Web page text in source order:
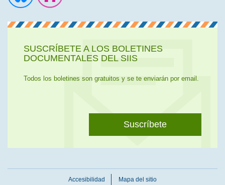
SUSCRÍBETE A LOS BOLETINES
DOCUMENTALES DEL SIIS
Todos los boletines son gratuitos y se te enviarán por email.
Suscríbete
Accesibilidad Mapa del sitio